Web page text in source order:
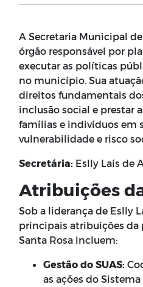
A Secretaria Municipal
órgão responsável por
executar as políticas
no município. Sua
direitos fundamentais
inclusão social e prestar
famílias e indivíduos em
vulnerabilidade e risco
Secretária: Eslly Laís de
Atribuições
Sob a liderança de Eslly
principais atribuições da
Santa Rosa incluem:
Gestão do SUAS:
as ações do